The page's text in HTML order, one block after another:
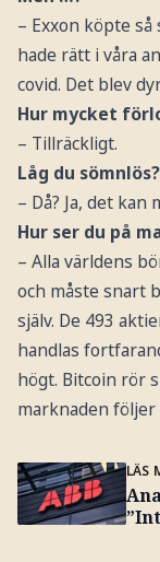
– Exxon köpte
hade rätt i våra
covid. Det blev
Hur mycket
– Tillräckligt.
Låg du sömnlös?
– Då? Ja, det kan
Hur ser du på
– Alla världens
och måste snart
själv. De 493
handlas
högt. Bitcoin rör
marknaden
LÄS